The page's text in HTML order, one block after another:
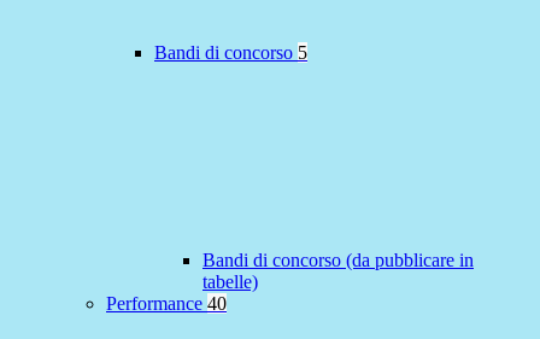
Bandi di concorso 5
Bandi di concorso (da pubblicare in
tabelle)
Performance 40